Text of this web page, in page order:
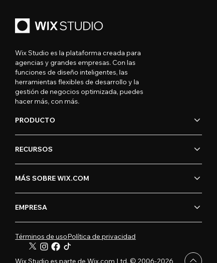
Wix Studio es la plataforma creada para
agencias y grandes empresas. Con las
funciones de diseño inteligentes, las
herramientas flexibles de desarrollo y la
gestión de negocios optimizada, puedes
hacer más, con más.
PRODUCTO
RECURSOS
MÁS SOBRE WIX.COM
EMPRESA
Términos de usoPolítica de privacidad
Wix Studio es parte de Wix.com Ltd. © 2006-2026